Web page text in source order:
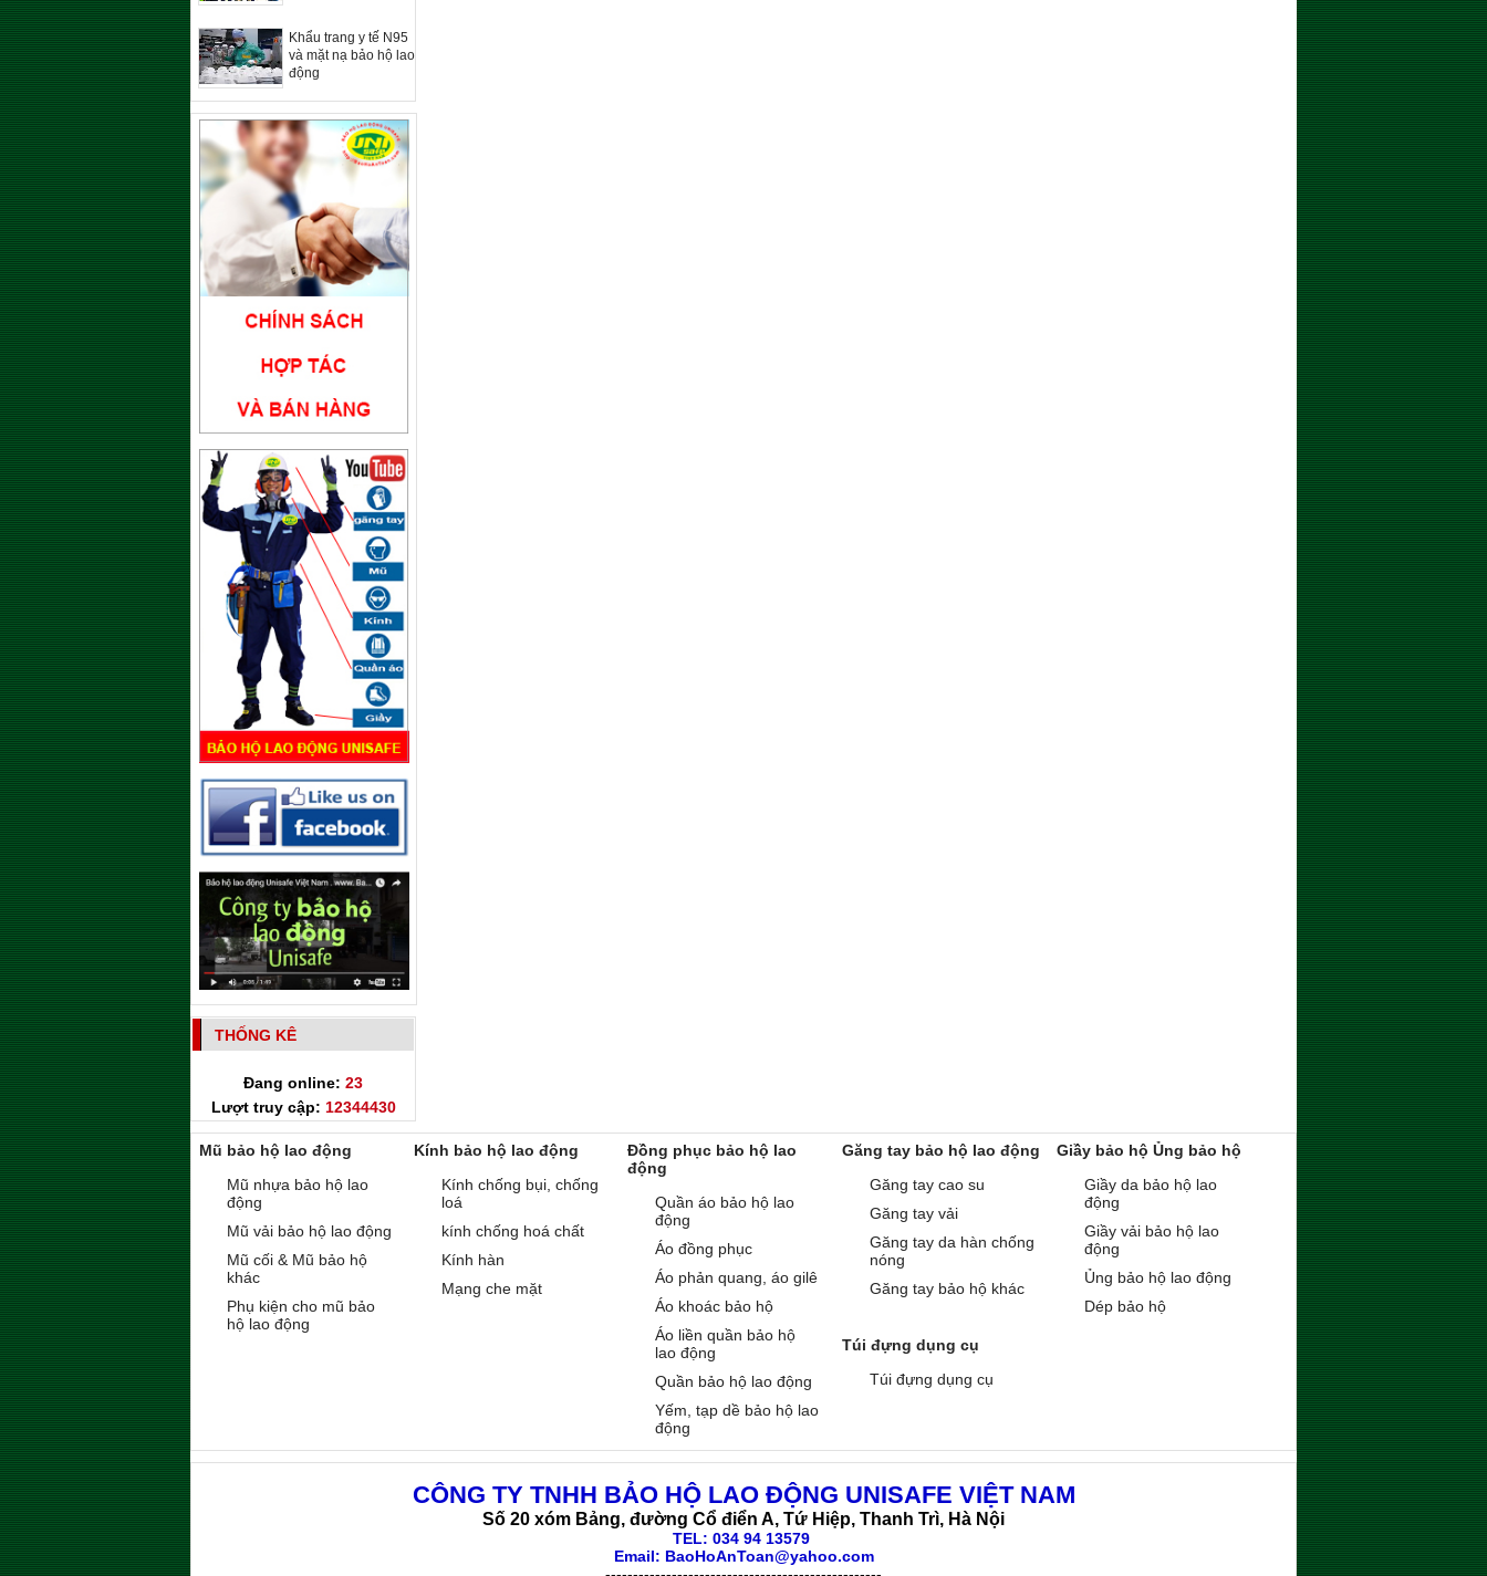
Khẩu trang y tế N95
và mặt nạ bảo hộ lao
động
THỐNG KÊ
Đang online: 23
Lượt truy cập: 12344430
Mũ bảo hộ lao động
Mũ nhựa bảo hộ lao
động
Mũ vải bảo hộ lao động
Mũ cối & Mũ bảo hộ
khác
Phụ kiện cho mũ bảo
hộ lao động
Kính bảo hộ lao động
Kính chống bụi, chống
loá
kính chống hoá chất
Kính hàn
Mạng che mặt
Đồng phục bảo hộ lao
động
Quần áo bảo hộ lao
động
Áo đồng phục
Áo phản quang, áo gilê
Áo khoác bảo hộ
Áo liền quần bảo hộ
lao động
Quần bảo hộ lao động
Yếm, tạp dề bảo hộ lao
động
Găng tay bảo hộ lao động
Găng tay cao su
Găng tay vải
Găng tay da hàn chống
nóng
Găng tay bảo hộ khác
Giầy bảo hộ Ủng bảo hộ
Giầy da bảo hộ lao
động
Giầy vải bảo hộ lao
động
Ủng bảo hộ lao động
Dép bảo hộ
Túi đựng dụng cụ
Túi đựng dụng cụ
CÔNG TY TNHH BẢO HỘ LAO ĐỘNG UNISAFE VIỆT NAM
Số 20 xóm Bảng, đường Cổ điển A, Tứ Hiệp, Thanh Trì, Hà Nội
TEL: 034 94 13579
Email: BaoHoAnToan@yahoo.com